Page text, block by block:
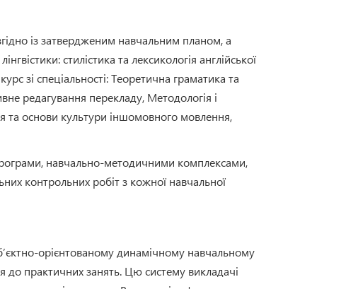
із затвердженим навчальним планом, а
стилістика та лексикологія англійської
зі спеціальності: Теоретична граматика та
редагування перекладу, Методологія і
та основи культури іншомовного мовлення,
навчально-методичними комплексами,
контрольних робіт з кожної навчальної
орієнтованому динамічному навчальному
до практичних занять. Цю систему викладачі